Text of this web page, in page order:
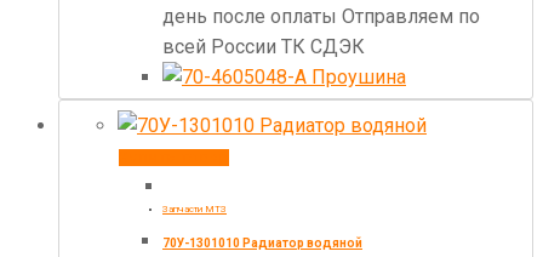
день после оплаты Отправляем по
всей России ТК СДЭК
Запчасти МТЗ
70У-1301010 Радиатор водяной